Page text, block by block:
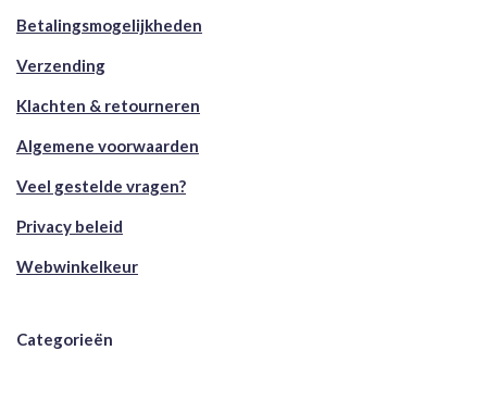
Betalingsmogelijkheden
Verzending
Klachten & retourneren
Algemene voorwaarden
Veel gestelde vragen?
Privacy beleid
Webwinkelkeur
Categorieën